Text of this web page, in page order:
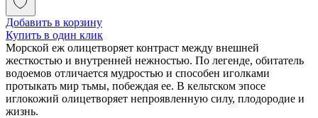
Добавить в корзину
Купить в один клик
Морской еж олицетворяет контраст между внешней
жесткостью и внутренней нежностью. По легенде, обитатель
водоемов отличается мудростью и способен иголками
протыкать мир тьмы, побеждая ее. В кельтском эпосе
иглокожий олицетворяет непроявленную силу, плодородие и
жизнь.